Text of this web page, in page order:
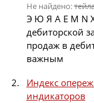
Не найдено:
Э Ю Я A E M N
дебиторской
продаж в
важным
Индекс
индикаторов